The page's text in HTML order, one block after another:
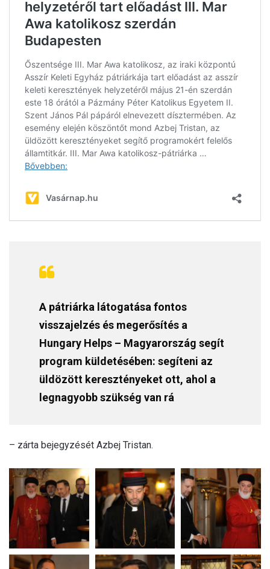
A pátriárka látogatása fontos
visszajelzés és megerősítés a
Hungary Helps – Magyarország segít
program küldetésében: segíteni az
üldözött keresztényeket ott, ahol a
legnagyobb szükség van rá
– zárta bejegyzését Azbej Tristan.